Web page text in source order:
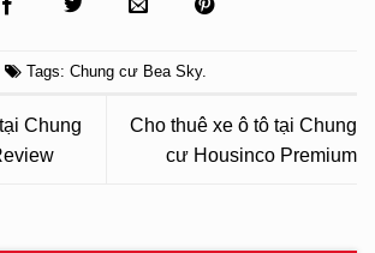
Tags: Chung cư Bea Sky.
Chung
Cho thuê xe ô tô tại Chung
cư Housinco Premium